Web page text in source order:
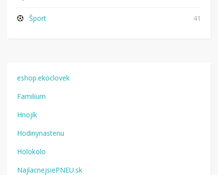
Šport 41
eshop.ekoclovek
Familium
Hnojík
Hodinynastenu
Holokolo
NajlacnejsiePNEU.sk